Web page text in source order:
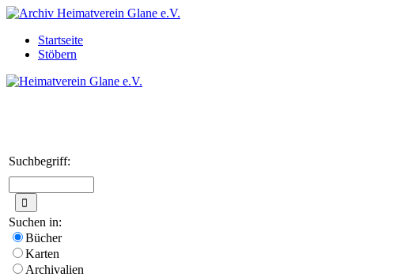
Startseite
Stöbern
Suchbegriff:
Suchen in:
Bücher
Karten
Archivalien